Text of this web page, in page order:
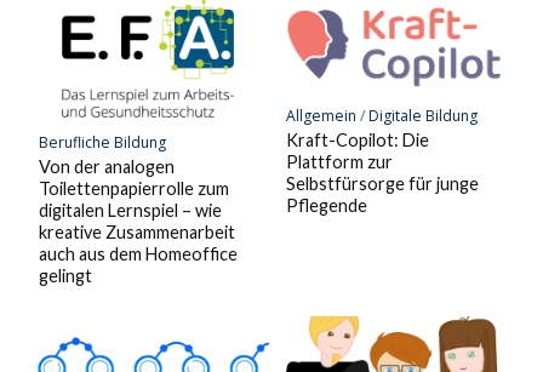
Berufliche Bildung
Von der analogen
Toilettenpapierrolle zum
digitalen Lernspiel – wie
kreative Zusammenarbeit
auch aus dem Homeoffice
gelingt
Allgemein /Digitale Bildung
Kraft-Copilot: Die
Plattform zur
Selbstfürsorge für junge
Pflegende